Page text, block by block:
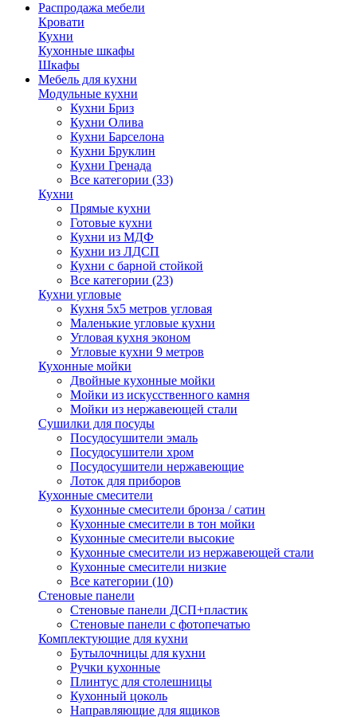
Распродажа мебели
Кровати
Кухни
Кухонные шкафы
Шкафы
Мебель для кухни
Модульные кухни
Кухни Бриз
Кухни Олива
Кухни Барселона
Кухни Бруклин
Кухни Гренада
Все категории (33)
Кухни
Прямые кухни
Готовые кухни
Кухни из МДФ
Кухни из ЛДСП
Кухни с барной стойкой
Все категории (23)
Кухни угловые
Кухня 5х5 метров угловая
Маленькие угловые кухни
Угловая кухня эконом
Угловые кухни 9 метров
Кухонные мойки
Двойные кухонные мойки
Мойки из искусственного камня
Мойки из нержавеющей стали
Сушилки для посуды
Посудосушители эмаль
Посудосушители хром
Посудосушители нержавеющие
Лоток для приборов
Кухонные смесители
Кухонные смесители бронза / сатин
Кухонные смесители в тон мойки
Кухонные смесители высокие
Кухонные смесители из нержавеющей стали
Кухонные смесители низкие
Все категории (10)
Стеновые панели
Стеновые панели ДСП+пластик
Стеновые панели с фотопечатью
Комплектующие для кухни
Бутылочницы для кухни
Ручки кухонные
Плинтус для столешницы
Кухонный цоколь
Направляющие для ящиков